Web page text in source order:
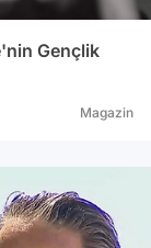
Gençlik
Magazin